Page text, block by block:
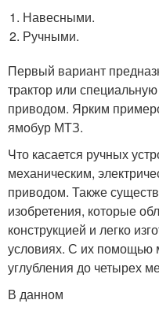
Навесными.
Ручными.
Первый вариант
трактор или
приводом. Ярким
ямобур МТЗ.
Что касается ручных
механическим,
приводом. Также
изобретения, которые
конструкцией и легко
условиях. С их помощью
углубления до четырех
В данном